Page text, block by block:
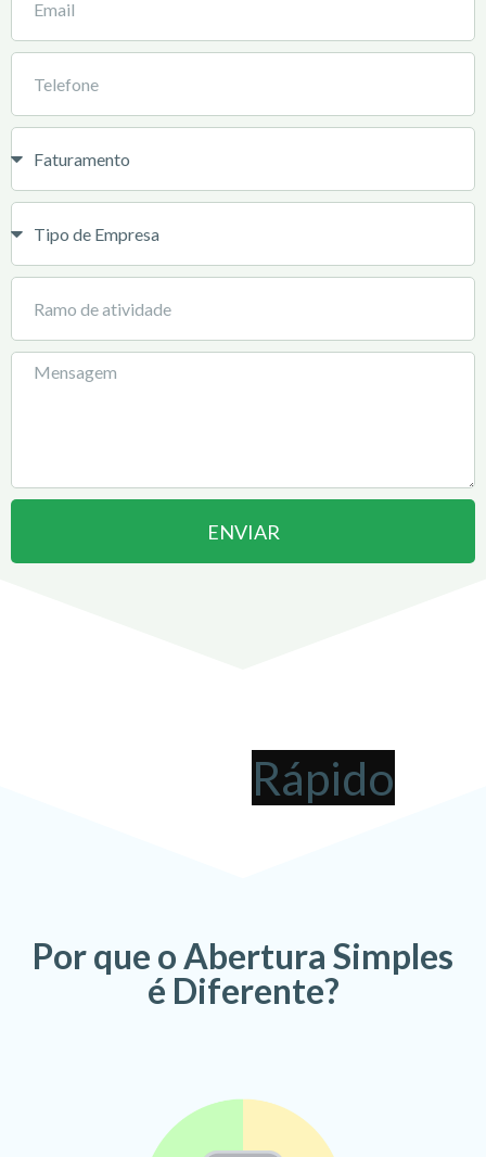
ENVIAR
pode ser !
Por que o Abertura Simples
é Diferente?